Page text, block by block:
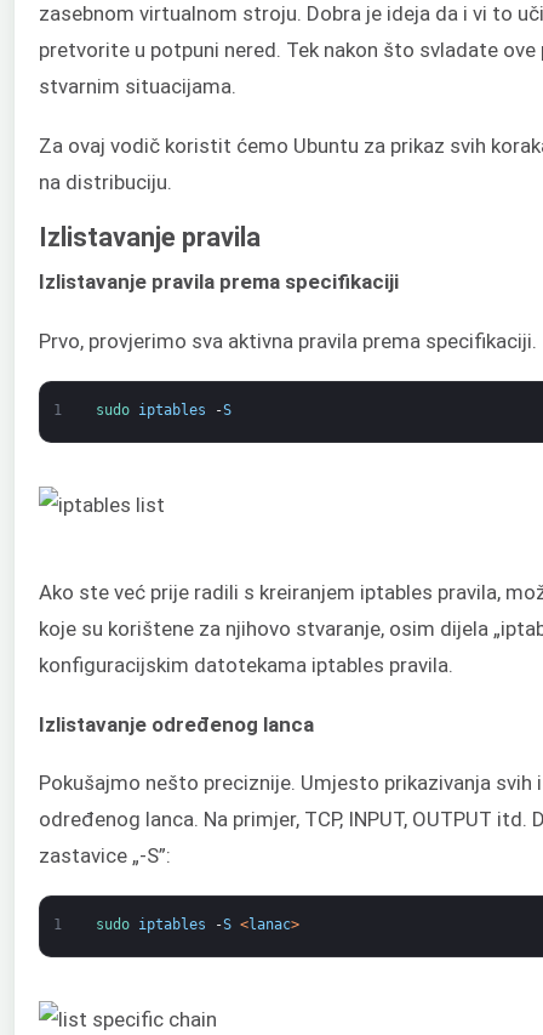
zasebnom virtualnom stroju. Dobra je ideja da i vi to
pretvorite u potpuni nered. Tek nakon što svladate
stvarnim situacijama.
Za ovaj vodič koristit ćemo Ubuntu za prikaz svih
na distribuciju.
Izlistavanje pravila
Izlistavanje pravila prema specifikaciji
Prvo, provjerimo sva aktivna pravila prema
1 sudo iptables -S
Ako ste već prije radili s kreiranjem iptables pravila,
koje su korištene za njihovo stvaranje, osim dijela
konfiguracijskim datotekama iptables pravila.
Izlistavanje određenog lanca
Pokušajmo nešto preciznije. Umjesto prikazivanja
određenog lanca. Na primjer, TCP, INPUT, OUTPUT
zastavice „-S”:
1 sudo iptables -S <lanac>